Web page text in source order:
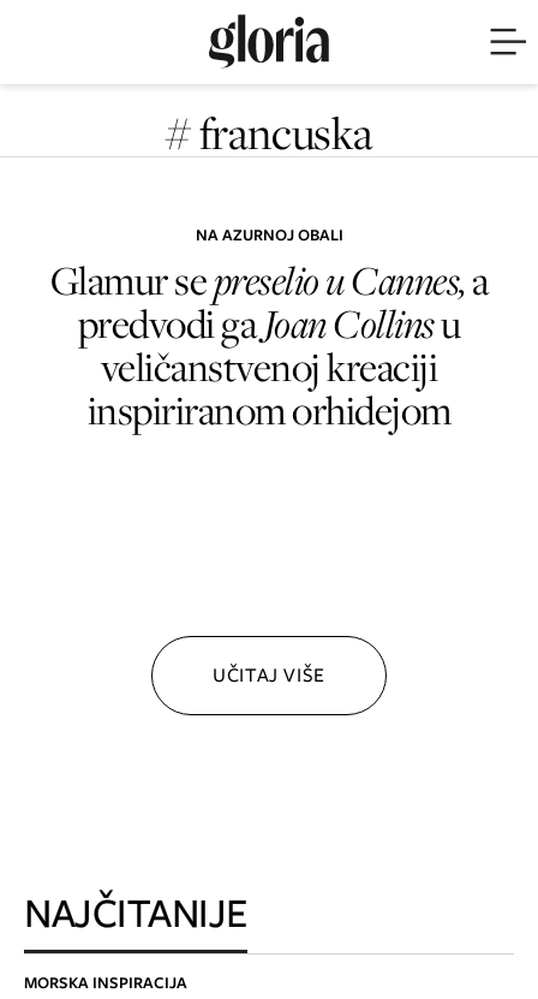
# francuska
NA AZURNOJ OBALI
Glamur sepreselio u Cannes,a
predvodi gaJoan Collinsu
veličanstvenoj kreaciji
inspiriranom orhidejom
NAJČITANIJE
MORSKA INSPIRACIJA
UČITAJ VIŠE